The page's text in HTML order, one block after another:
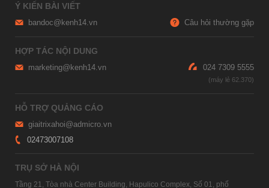
Ý KIẾN BÀI VIẾT
bandoc@kenh14.vn Câu hỏi thường gặp
HỢP TÁC NỘI DUNG
marketing@kenh14.vn 024 7309 5555
HỖ TRỢ QUẢNG CÁO
giaitrixahoi@admicro.vn
02473007108
TRỤ SỞ HÀ NỘI
Tầng 21, Tòa nhà Center Building, Hapulico Complex, Số 01, phố